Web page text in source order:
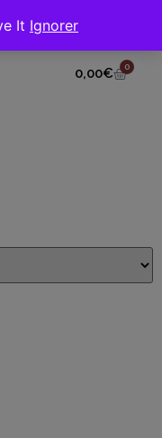
It Ignorer
0,00€ 0